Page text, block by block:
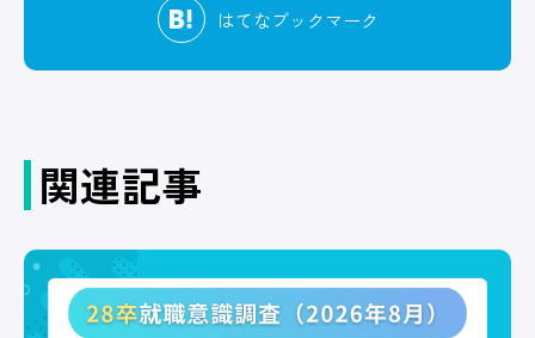
はてなブックマーク
関連記事